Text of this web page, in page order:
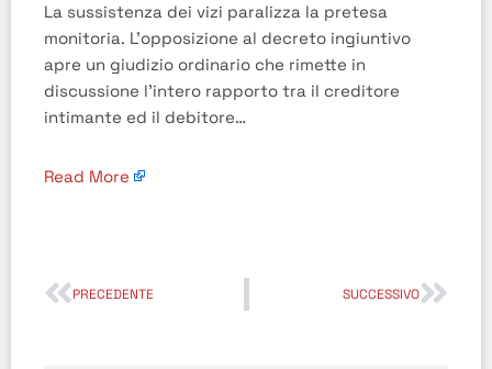
La sussistenza dei vizi paralizza la pretesa
monitoria. L’opposizione al decreto ingiuntivo
apre un giudizio ordinario che rimette in
discussione l’intero rapporto tra il creditore
intimante ed il debitore…
Read More
PRECEDENTE SUCCESSIVO